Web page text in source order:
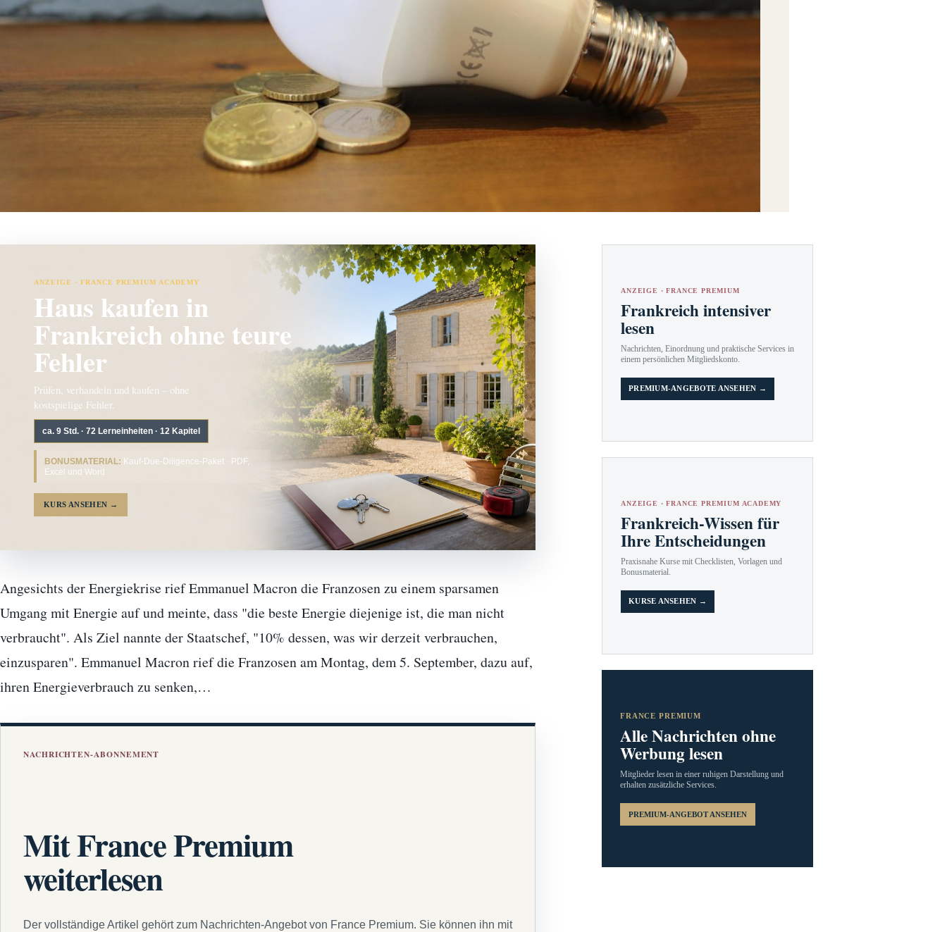
ANZEIGE · FRANCE PREMIUM ACADEMY
Haus kaufen in
Frankreich ohne teure
Fehler
Prüfen, verhandeln und kaufen – ohne
kostspielige Fehler.
ca. 9 Std. · 72 Lerneinheiten · 12 Kapitel
BONUSMATERIAL: Kauf-Due-Diligence-Paket · PDF,
Excel und Word
KURS ANSEHEN →
Angesichts der Energiekrise rief Emmanuel Macron die Franzosen zu einem sparsamen
Umgang mit Energie auf und meinte, dass "die beste Energie diejenige ist, die man nicht
verbraucht". Als Ziel nannte der Staatschef, "10% dessen, was wir derzeit verbrauchen,
einzusparen". Emmanuel Macron rief die Franzosen am Montag, dem 5. September, dazu auf,
ihren Energieverbrauch zu senken,…
NACHRICHTEN-ABONNEMENT
Mit France Premium
weiterlesen
Der vollständige Artikel gehört zum Nachrichten-Angebot von France Premium. Sie können ihn mit
ANZEIGE · FRANCE PREMIUM
Frankreich intensiver
lesen
Nachrichten, Einordnung und praktische Services in
einem persönlichen Mitgliedskonto.
PREMIUM-ANGEBOTE ANSEHEN →
ANZEIGE · FRANCE PREMIUM ACADEMY
Frankreich-Wissen für
Ihre Entscheidungen
Praxisnahe Kurse mit Checklisten, Vorlagen und
Bonusmaterial.
KURSE ANSEHEN →
FRANCE PREMIUM
Alle Nachrichten ohne
Werbung lesen
Mitglieder lesen in einer ruhigen Darstellung und
erhalten zusätzliche Services.
PREMIUM-ANGEBOT ANSEHEN